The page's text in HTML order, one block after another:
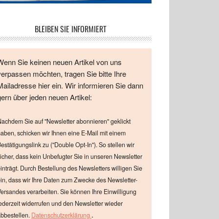
BLEIBEN SIE INFORMIERT
Sie keinen neuen Artikel von uns
möchten, tragen Sie bitte Ihre
hier ein. Wir informieren Sie dann
über jeden neuen Artikel:
Sie auf "Newsletter abonnieren" geklickt
schicken wir Ihnen eine E-Mail mit einem
zu ("Double Opt-In"). So stellen wir
dass kein Unbefugter Sie in unseren Newsletter
Durch Bestellung des Newsletters willigen Sie
dass wir Ihre Daten zum Zwecke des Newsletter-
verarbeiten. Sie können Ihre Einwilligung
widerrufen und den Newsletter wieder
Datenschutzerklärung .